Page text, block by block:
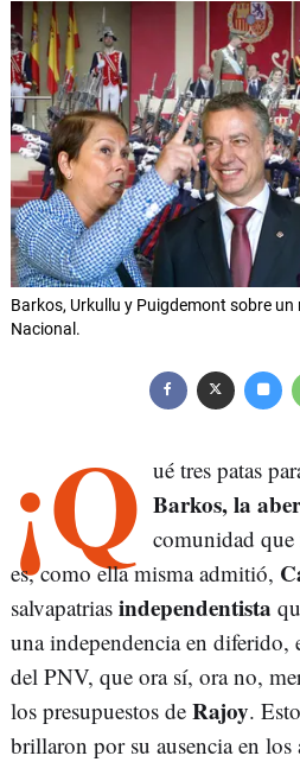
Barkos, Urkullu y Puigdemont sobre un
Nacional.
¡Q ué tres patas
Barkos, la
comunidad
es, como ella misma admitió,
salvapatrias independentista
una independencia en diferido,
del PNV, que ora sí, ora no,
los presupuestos de Rajoy.
brillaron por su ausencia en